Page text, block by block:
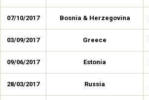
07/10/2017 Bosnia & Herzegovina
03/09/2017 Greece
09/06/2017 Estonia
28/03/2017 Russia